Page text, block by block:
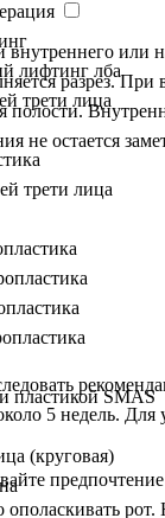
лифтинг лба
трети лица
трети лица
пластикой SMAS
(круговая)
внутреннего или
разрез. При
полости.
не остается
5 недель.
рот.